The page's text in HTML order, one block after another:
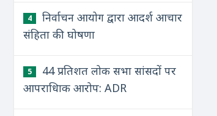
4
निर्वाचन आयोग द्वारा आदर्श आचार
संहिता की घोषणा
5
44 प्रतिशत लोक सभा सांसदों पर
आपराधिाक आरोप: ADR